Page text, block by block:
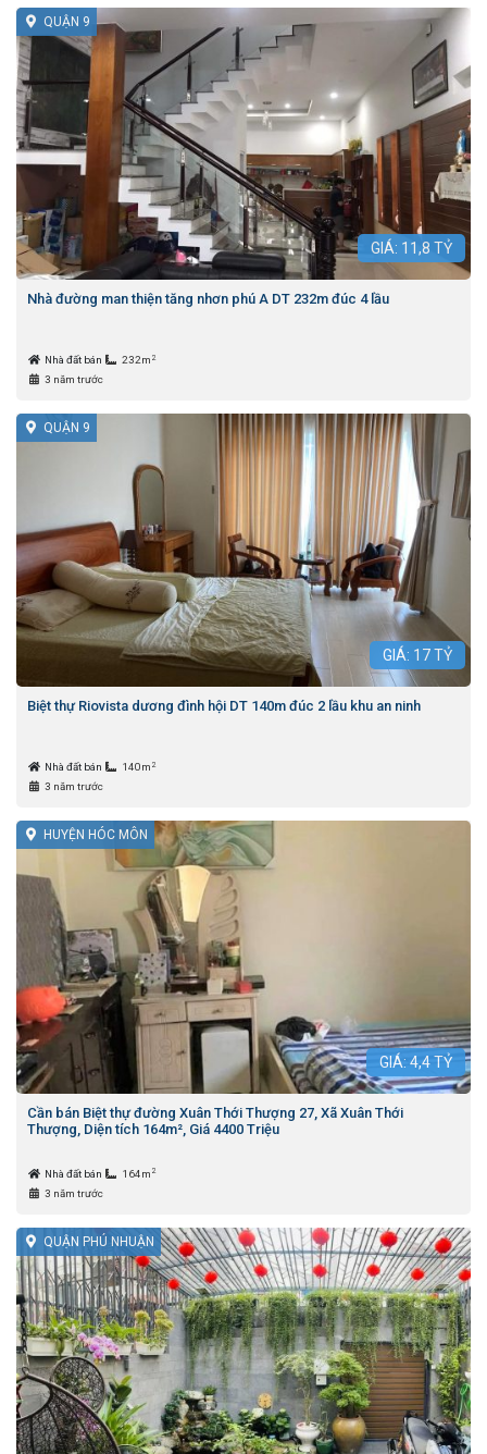
QUẬN 9
GIÁ: 11,8 TỶ
Nhà đường man thiện tăng nhơn phú A DT 232m đúc 4 lầu
Nhà đất bán 232m 2
3 năm trước
QUẬN 9
GIÁ: 17TỶ
Biệt thự Riovista dương đình hội DT 140m đúc 2 lầu khu an ninh
Nhà đất bán 140m 2
3 năm trước
HUYỆN HÓC MÔN
GIÁ: 4,4TỶ
Cần bán Biệt thự đường Xuân Thới Thượng 27, Xã Xuân Thới
Thượng, Diện tích 164m², Giá 4400 Triệu
Nhà đất bán 164m 2
3 năm trước
QUẬN PHÚ NHUẬN